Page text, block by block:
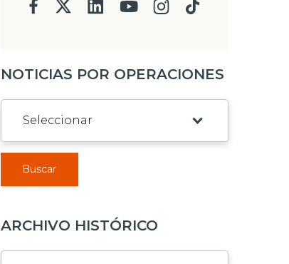
NOTICIAS POR OPERACIONES
Buscar
ARCHIVO HISTÓRICO